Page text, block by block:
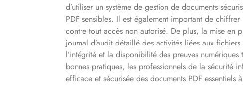
d’utiliser un système de gestion de documents
PDF sensibles. Il est également important de
contre tout accès non autorisé. De plus, la mise en
journal d’audit détaillé des activités liées aux
l’intégrité et la disponibilité des preuves
bonnes pratiques, les professionnels de la sécurité
efficace et sécurisée des documents PDF essentiels